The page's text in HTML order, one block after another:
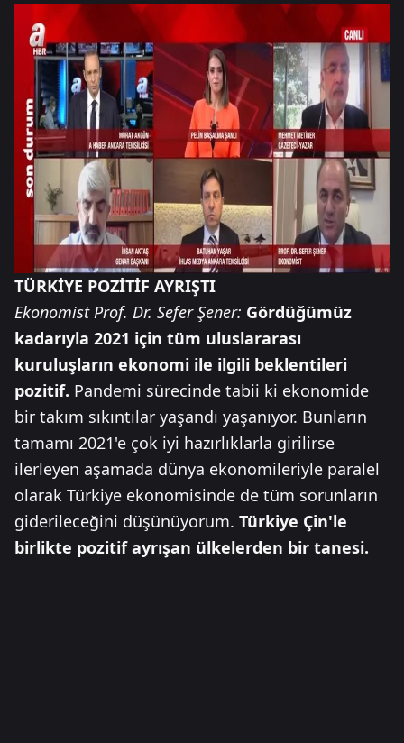
TÜRKİYE POZİTİF AYRIŞTI
Ekonomist Prof. Dr. Sefer Şener: Gördüğümüz
kadarıyla 2021 için tüm uluslararası
kuruluşların ekonomi ile ilgili beklentileri
pozitif. Pandemi sürecinde tabii ki ekonomide
bir takım sıkıntılar yaşandı yaşanıyor. Bunların
tamamı 2021'e çok iyi hazırlıklarla girilirse
ilerleyen aşamada dünya ekonomileriyle paralel
olarak Türkiye ekonomisinde de tüm sorunların
giderileceğini düşünüyorum. Türkiye Çin'le
birlikte pozitif ayrışan ülkelerden bir tanesi.